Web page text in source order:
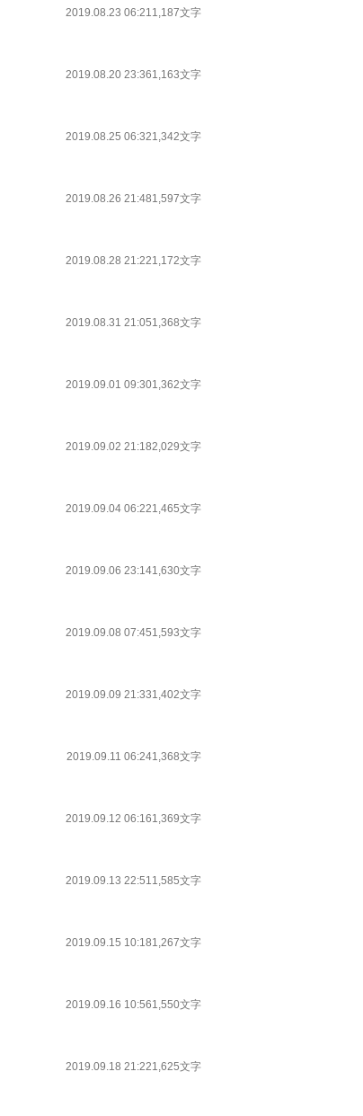
2019.08.23 06:211,187文字
2019.08.20 23:361,163文字
2019.08.25 06:321,342文字
2019.08.26 21:481,597文字
2019.08.28 21:221,172文字
2019.08.31 21:051,368文字
2019.09.01 09:301,362文字
2019.09.02 21:182,029文字
2019.09.04 06:221,465文字
2019.09.06 23:141,630文字
2019.09.08 07:451,593文字
2019.09.09 21:331,402文字
2019.09.11 06:241,368文字
2019.09.12 06:161,369文字
2019.09.13 22:511,585文字
2019.09.15 10:181,267文字
2019.09.16 10:561,550文字
2019.09.18 21:221,625文字